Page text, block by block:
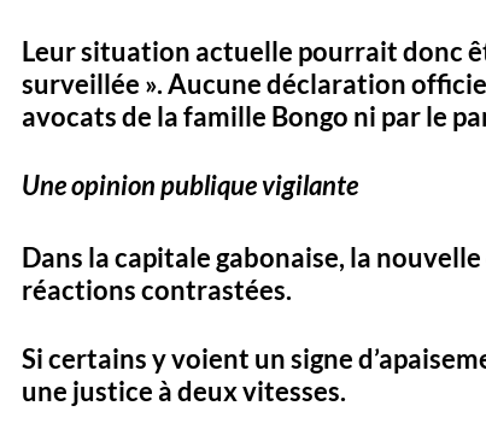
Leur situation actuelle pourrait donc
surveillée ». Aucune déclaration
avocats de la famille Bongo ni par le
Une opinion publique vigilante
Dans la capitale gabonaise, la
réactions contrastées.
Si certains y voient un signe
une justice à deux vitesses.